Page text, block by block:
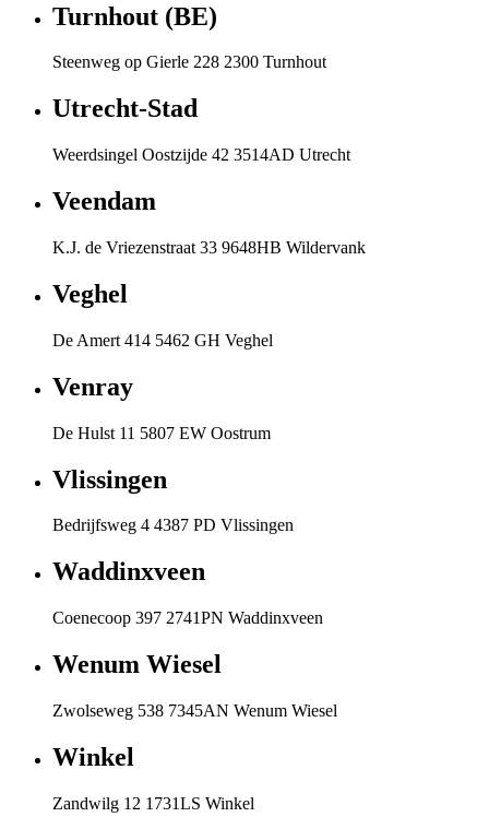
Turnhout (BE)
Steenweg op Gierle 228 2300 Turnhout
Utrecht-Stad
Weerdsingel Oostzijde 42 3514AD Utrecht
Veendam
K.J. de Vriezenstraat 33 9648HB Wildervank
Veghel
De Amert 414 5462 GH Veghel
Venray
De Hulst 11 5807 EW Oostrum
Vlissingen
Bedrijfsweg 4 4387 PD Vlissingen
Waddinxveen
Coenecoop 397 2741PN Waddinxveen
Wenum Wiesel
Zwolseweg 538 7345AN Wenum Wiesel
Winkel
Zandwilg 12 1731LS Winkel